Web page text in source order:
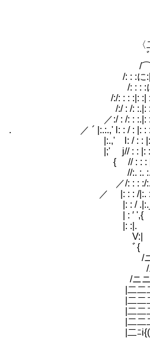
／二二二二二二
/二二二二二二二
〈二二ﾆ＞'"￣ -=
ﾞ{＞'": : /: : : :／
/⌒,ｲ:/:. :../: : :／
/: : :に:|: :. :.| :／‐-
/: : : :に:|: :. :.|/
/:/: : : :|: :| : : :代"~示
/:/ : /: :.|: :|:..:.V',
／:/ : /: : :.|: :| : :
. ／ ´ |:.:.,' l: : / : |:
|:.,' l: / : : |: : :.|
|;' j// : : |: : :.|
{ // : : : |: : :.|: :
//:. :. :. :.V: : ', -=ﾆ
／/: : : :/:..:「
／ |: : : /|:. :.! V:.:.',
|: : / .|:.__l
| : ′ ',{ ', ＼
|: :|. ∧ ＼ ／
V:| i-∧ _ ｡s≦
ﾞ{ |/ニ＼＿＿_｡s≦
/ニ{()//＿＿○}二二
/ニ ニ|||二二二二二
/ニニﾆ:|||二二二二二
|二二二|||二二ニニ
|二二二|||二二二
|二二二|||二二二二
|二二二|||二二二
|二ﾆi{()_|||＿__○}